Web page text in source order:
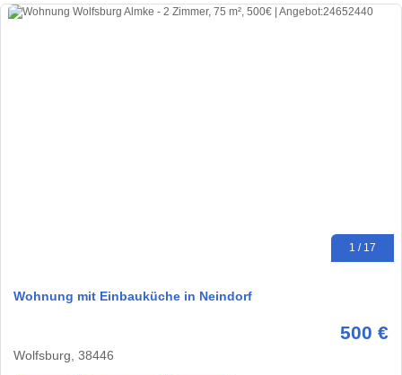
1 / 17
Wohnung mit Einbauküche in Neindorf
500 €
Wolfsburg, 38446